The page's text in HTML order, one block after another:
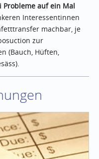
Probleme auf ein Mal
Interessentinnen
machbar, je
zur
(Bauch, Hüften,